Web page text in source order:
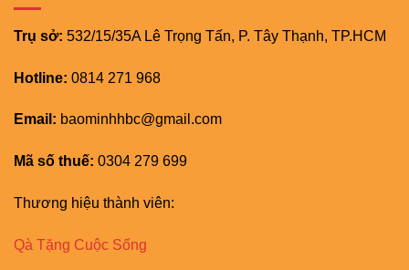
Trụ sở: 532/15/35A Lê Trọng Tấn, P. Tây Thạnh, TP.HCM
Hotline: 0814 271 968
Email: baominhhbc@gmail.com
Mã số thuế: 0304 279 699
Thương hiệu thành viên:
Qà Tặng Cuộc Sống